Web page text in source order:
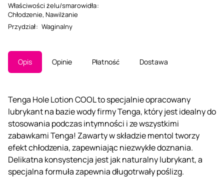
Właściwości żelu/smarowidła:
Chłodzenie, Nawilżanie
Przydział: Waginalny
Opis Opinie Płatność Dostawa
Tenga Hole Lotion COOL to specjalnie opracowany
lubrykant na bazie wody firmy Tenga, który jest idealny do
stosowania podczas intymności i ze wszystkimi
zabawkami Tenga! Zawarty w składzie mentol tworzy
efekt chłodzenia, zapewniając niezwykłe doznania.
Delikatna konsystencja jest jak naturalny lubrykant, a
specjalna formuła zapewnia długotrwały poślizg.